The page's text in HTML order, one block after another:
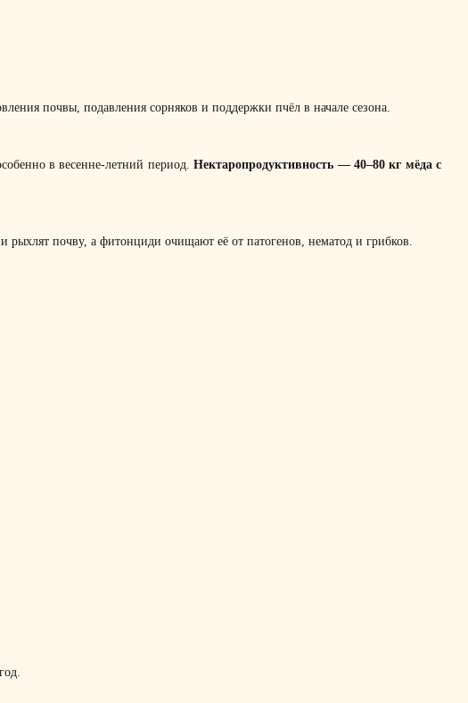
почвы, подавления сорняков и поддержки пчёл в начале сезона.
в весенне-летний период.Нектаропродуктивность — 40–80 кг мёда с
рыхлят почву, а фитонциди очищают её от патогенов, нематод и грибков.